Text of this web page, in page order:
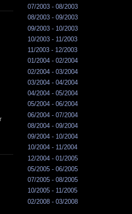
07/2003 - 08/2003
08/2003 - 09/2003
09/2003 - 10/2003
10/2003 - 11/2003
11/2003 - 12/2003
01/2004 - 02/2004
02/2004 - 03/2004
03/2004 - 04/2004
04/2004 - 05/2004
05/2004 - 06/2004
06/2004 - 07/2004
08/2004 - 09/2004
09/2004 - 10/2004
10/2004 - 11/2004
12/2004 - 01/2005
05/2005 - 06/2005
07/2005 - 08/2005
10/2005 - 11/2005
02/2008 - 03/2008